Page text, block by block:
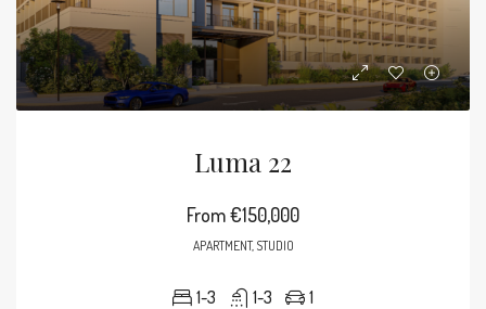
Luma 22
From€150,000
APARTMENT, STUDIO
1-3 1-3 1